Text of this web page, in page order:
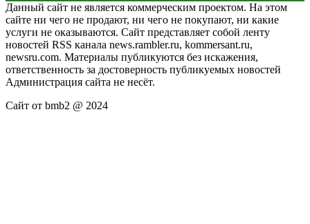
Данный сайт не является коммерческим проектом. На этом
сайте ни чего не продают, ни чего не покупают, ни какие
услуги не оказываются. Сайт представляет собой ленту
новостей RSS канала news.rambler.ru, kommersant.ru,
newsru.com. Материалы публикуются без искажения,
ответственность за достоверность публикуемых новостей
Администрация сайта не несёт.
Сайт от bmb2 @ 2024